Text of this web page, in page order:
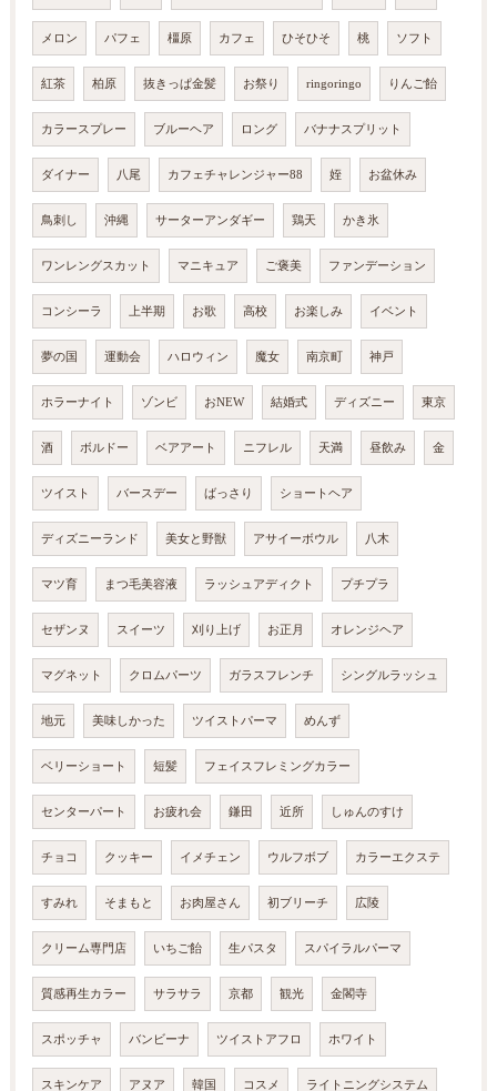
メロン パフェ 橿原 カフェ ひそひそ 桃 ソフト
紅茶 柏原 抜きっぱ金髪 お祭り ringoringo りんご飴
カラースプレー ブルーヘア ロング バナナスプリット
ダイナー 八尾 カフェチャレンジャー88 姪 お盆休み
鳥刺し 沖縄 サーターアンダギー 鶏天 かき氷
ワンレングスカット マニキュア ご褒美 ファンデーション
コンシーラ 上半期 お歌 高校 お楽しみ イベント
夢の国 運動会 ハロウィン 魔女 南京町 神戸
ホラーナイト ゾンビ おNEW 結婚式 ディズニー 東京
酒 ボルドー ベアアート ニフレル 天満 昼飲み 金
ツイスト バースデー ばっさり ショートヘア
ディズニーランド 美女と野獣 アサイーボウル 八木
マツ育 まつ毛美容液 ラッシュアディクト プチプラ
セザンヌ スイーツ 刈り上げ お正月 オレンジヘア
マグネット クロムパーツ ガラスフレンチ シングルラッシュ
地元 美味しかった ツイストパーマ めんず
ベリーショート 短髪 フェイスフレミングカラー
センターパート お疲れ会 鎌田 近所 しゅんのすけ
チョコ クッキー イメチェン ウルフボブ カラーエクステ
すみれ そまもと お肉屋さん 初ブリーチ 広陵
クリーム専門店 いちご飴 生パスタ スパイラルパーマ
質感再生カラー サラサラ 京都 観光 金閣寺
スポッチャ バンビーナ ツイストアフロ ホワイト
スキンケア アヌア 韓国 コスメ ライトニングシステム